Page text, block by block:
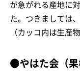
が急がれる産地に
た。つきましては
（カッコ内は生産物
●やはた会（果